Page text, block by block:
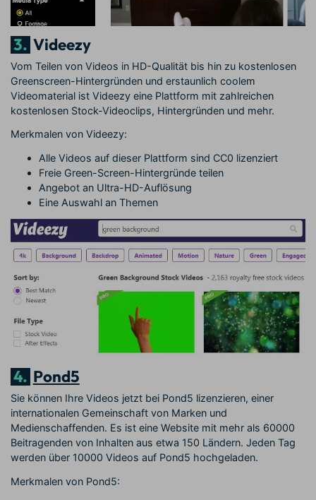
3. Videezy
Vom Teilen von Videos in HD-Qualität bis hin zu kostenlosen
Greenscreen-Hintergründen und erstaunlich coolem
Videomaterial ist Videezy eine Plattform mit zahlreichen
kostenlosen Stock-Videoclips, Hintergründen und mehr.
Merkmalen von Videezy:
Alle Videos auf dieser Plattform sind CC0 lizenziert
Freie Green-Screen-Hintergründe teilen
Angebot an Ultra-HD-Auflösung
Eine Auswahl an Themen
4. Pond5
Sie können Ihre Videos jetzt bei Pond5 lizenzieren, einer
internationalen Gemeinschaft von Marken und
Medienschaffenden. Es ist eine Website mit mehr als 60000
Beitragenden von Inhalten aus etwa 150 Ländern. Jeden Tag
werden über 10000 Videos auf Pond5 hochgeladen.
Merkmalen von Pond5: